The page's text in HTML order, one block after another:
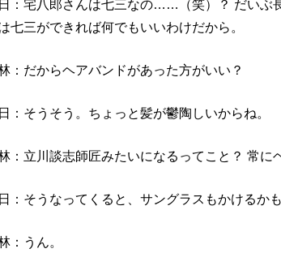
：宅八郎さんは七三なの……（笑）？ だいぶ
七三ができれば何でもいいわけだから。
：だからヘアバンドがあった方がいい？
：そうそう。ちょっと髪が鬱陶しいからね。
：立川談志師匠みたいになるってこと？ 常に
：そうなってくると、サングラスもかけるか
：うん。